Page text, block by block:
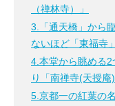
（禅林寺）」
3.「通天橋」から
ないほど「東福寺」
4.本堂から眺める2
り「南禅寺(天授庵)
5.京都一の紅葉の